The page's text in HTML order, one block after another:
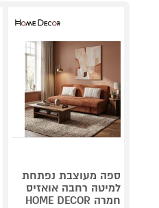
ספה מעוצבת נפתחת
למיטה רחבה אואזיס
חמרה HOME DECOR